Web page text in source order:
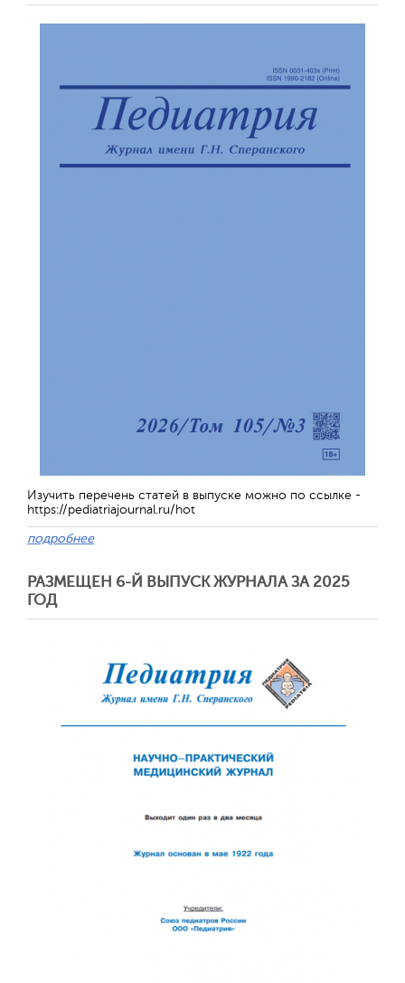
Изучить перечень статей в выпуске можно по ссылке -
https://pediatriajournal.ru/hot
подробнее
РАЗМЕЩЕН 6-Й ВЫПУСК ЖУРНАЛА ЗА 2025
ГОД